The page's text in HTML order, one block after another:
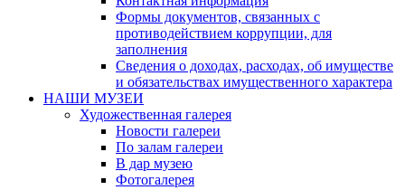
Формы документов, связанных с
противодействием коррупции, для
заполнения
Сведения о доходах, расходах, об имуществе
и обязательствах имущественного характера
НАШИ МУЗЕИ
Художественная галерея
Новости галереи
По залам галереи
В дар музею
Фотогалерея